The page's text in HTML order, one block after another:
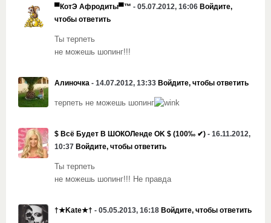
▀КотЭ Афродиты▀™ - 05.07.2012, 16:06 Войдите,
чтобы ответить
Ты терпеть
не можешь шопинг!!!
Алиночка - 14.07.2012, 13:33 Войдите, чтобы ответить
терпеть не можешь шопинг
$ Всё Будет В ШОКОЛенде OK $ (100‰ ✔) - 16.11.2012,
10:37 Войдите, чтобы ответить
Ты терпеть
не можешь шопинг!!! Не правда
†★Kate★† - 05.05.2013, 16:18 Войдите, чтобы ответить